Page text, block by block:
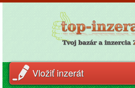
Vložiť inzerát